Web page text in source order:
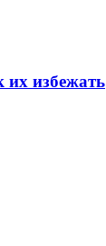
избежать